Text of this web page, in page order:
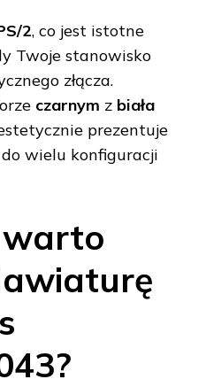
2, co jest istotne
Twoje stanowisko
złącza.
czarnym z biała
prezentuje
wielu konfiguracji
warto